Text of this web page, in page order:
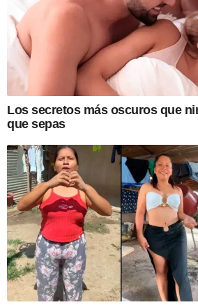
Los secretos más oscuros que
que sepas